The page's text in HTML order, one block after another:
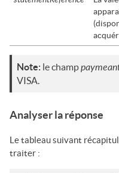
Note: le champ
VISA.
Analyser la réponse
Le tableau suivant
traiter :